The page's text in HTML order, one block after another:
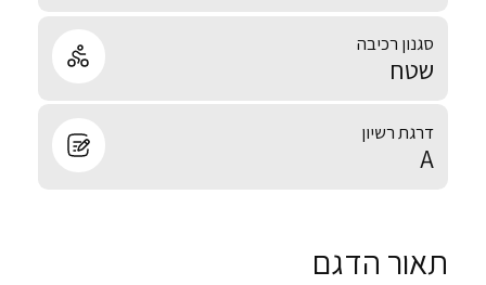
סגנון רכיבה
שטח
דרגת רשיון
A
תאור הדגם